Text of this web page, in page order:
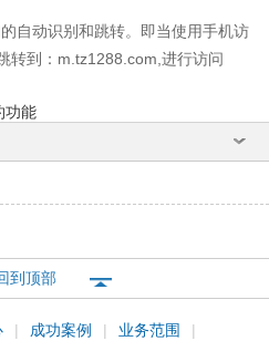
自动识别和跳转。即当使用手机访
转到：m.tz1288.com,进行访问
功能
到顶部
| 成功案例 | 业务范围 |